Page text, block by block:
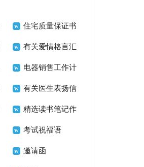
住宅质量保证书
九篇有关爱情格言汇
总74句电器销售工作计
划 有关医生表扬信
四篇精选读书笔记作
文三篇考试祝福语
邀请函